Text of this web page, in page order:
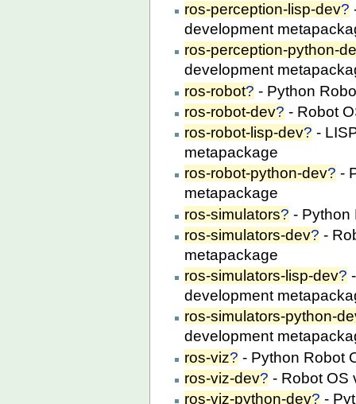
ros-perception-lisp-dev?
development
ros-perception-python-
development
ros-robot? - Python
ros-robot-dev? - Robot
ros-robot-lisp-dev? -
metapackage
ros-robot-python-dev? -
metapackage
ros-simulators? - Python
ros-simulators-dev? -
metapackage
ros-simulators-lisp-dev?
development
ros-simulators-python-
development
ros-viz? - Python Robot
ros-viz-dev? - Robot OS
ros-viz-python-dev? -